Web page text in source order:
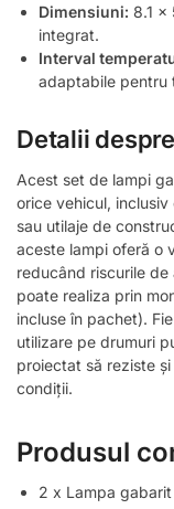
Dimensiuni: 8.1 x
integrat.
Interval
adaptabile pentru
Detalii
Acest set de lampi
orice vehicul,
sau utilaje de
aceste lampi oferă o
reducând riscurile
poate realiza prin
incluse în pachet).
utilizare pe drumuri
proiectat să reziste
condiții.
Produsul
2 x Lampa